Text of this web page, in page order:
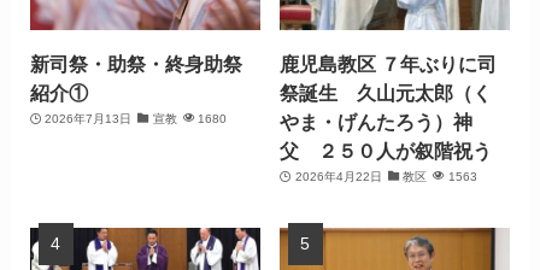
新司祭・助祭・終身助祭
紹介①
2026年7月13日 宣教 1680
鹿児島教区 ７年ぶりに司
祭誕生 久山元太郎（く
やま・げんたろう）神
父 ２５０人が叙階祝う
2026年4月22日 教区 1563